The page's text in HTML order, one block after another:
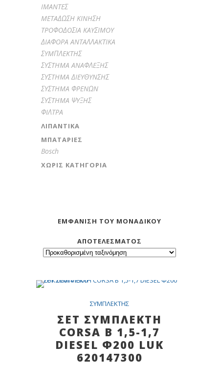
IMANTEΣ
METAΔΩΣH KINHΣH
TPOΦOΔOΣIA KAYΣIMOY
ΔIAΦOPA ANTAΛΛAKTIKA
ΣYMΠΛEKTHΣ
ΣYΣTHMA ANAΦΛEΞHΣ
ΣYΣTHMA ΔIEYΘYNΣHΣ
ΣYΣTHMA ΦPENΩN
ΣYΣTHMA ΨYΞHΣ
ΦIΛTPA
ΛΙΠΑΝΤΙΚΆ
ΜΠΑΤΑΡΊΕΣ
Bosch
ΧΩΡΊΣ ΚΑΤΗΓΟΡΊΑ
ΕΜΦΆΝΙΣΗ ΤΟΥ ΜΟΝΑΔΙΚΟΎ
ΑΠΟΤΕΛΈΣΜΑΤΟΣ
ΣYMΠΛEKTHΣ
ΣΕΤ ΣΥΜΠΛΕΚΤΗ
CORSA B 1,5-1,7
DIESEL Φ200 LUK
620147300